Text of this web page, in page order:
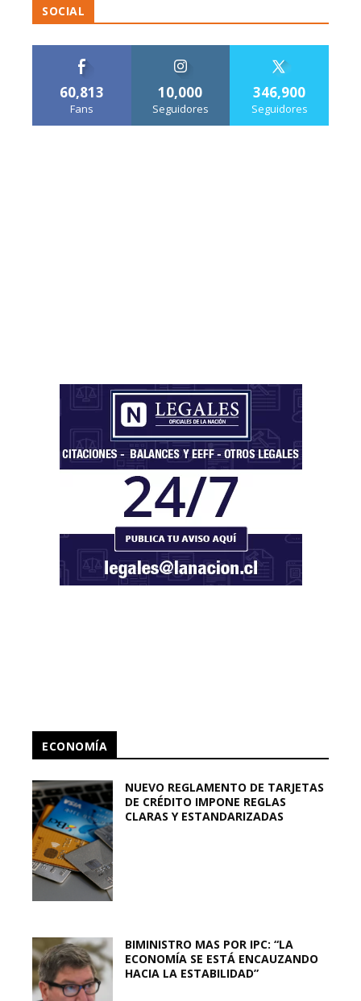
SOCIAL
60,813
Fans
10,000
Seguidores
346,900
Seguidores
ECONOMÍA
NUEVO REGLAMENTO DE TARJETAS
DE CRÉDITO IMPONE REGLAS
CLARAS Y ESTANDARIZADAS
BIMINISTRO MAS POR IPC: “LA
ECONOMÍA SE ESTÁ ENCAUZANDO
HACIA LA ESTABILIDAD”